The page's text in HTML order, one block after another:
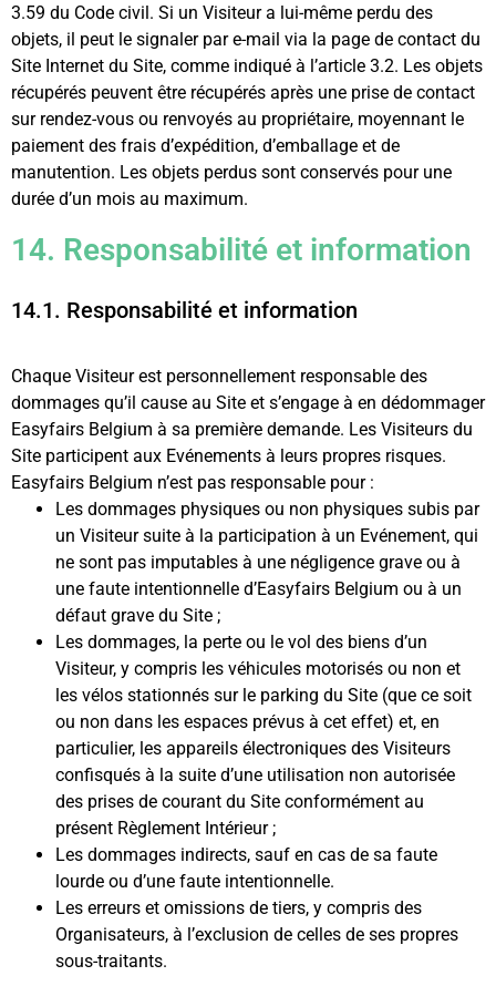
3.59 du Code civil. Si un Visiteur a lui-même perdu des
objets, il peut le signaler par e-mail via la page de contact du
Site Internet du Site, comme indiqué à l’article 3.2. Les objets
récupérés peuvent être récupérés après une prise de contact
sur rendez-vous ou renvoyés au propriétaire, moyennant le
paiement des frais d’expédition, d’emballage et de
manutention. Les objets perdus sont conservés pour une
durée d’un mois au maximum.
14. Responsabilité et information
14.1. Responsabilité et information
Chaque Visiteur est personnellement responsable des
dommages qu’il cause au Site et s’engage à en dédommager
Easyfairs Belgium à sa première demande. Les Visiteurs du
Site participent aux Evénements à leurs propres risques.
Easyfairs Belgium n’est pas responsable pour :
Les dommages physiques ou non physiques subis par
un Visiteur suite à la participation à un Evénement, qui
ne sont pas imputables à une négligence grave ou à
une faute intentionnelle d’Easyfairs Belgium ou à un
défaut grave du Site ;
Les dommages, la perte ou le vol des biens d’un
Visiteur, y compris les véhicules motorisés ou non et
les vélos stationnés sur le parking du Site (que ce soit
ou non dans les espaces prévus à cet effet) et, en
particulier, les appareils électroniques des Visiteurs
confisqués à la suite d’une utilisation non autorisée
des prises de courant du Site conformément au
présent Règlement Intérieur ;
Les dommages indirects, sauf en cas de sa faute
lourde ou d’une faute intentionnelle. ‎
Les erreurs et omissions de tiers, y compris des
Organisateurs, à l’exclusion de celles de ses propres
sous-traitants.‎